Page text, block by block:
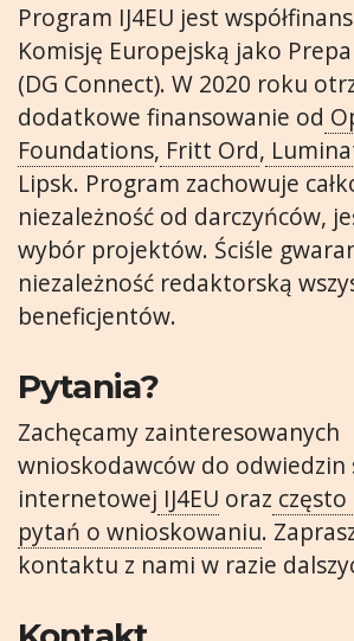
Program IJ4EU jest
Komisję Europejską jako
(DG Connect). W 2020 roku
dodatkowe finansowanie od
Foundations, Fritt Ord,
Lipsk. Program zachowuje
niezależność od darczyńców,
wybór projektów. Ściśle
niezależność redaktorską
beneficjentów.
Pytania?
Zachęcamy zainteresowanych
wnioskodawców do
internetowej IJ4EU oraz
pytań o wnioskowaniu.
kontaktu z nami w razie